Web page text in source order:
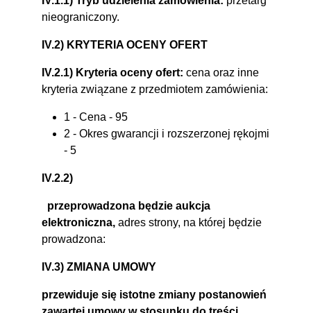
nieograniczony.
IV.2) KRYTERIA OCENY OFERT
IV.2.1) Kryteria oceny ofert: cena oraz inne
kryteria związane z przedmiotem zamówienia:
1 - Cena - 95
2 - Okres gwarancji i rozszerzonej rękojmi
- 5
IV.2.2)
przeprowadzona będzie aukcja
elektroniczna, adres strony, na której będzie
prowadzona:
IV.3) ZMIANA UMOWY
przewiduje się istotne zmiany postanowień